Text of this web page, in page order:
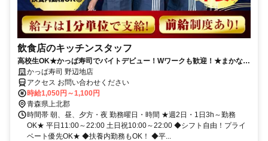
飲食店のキッチンスタッフ
高校生OK★かっぱ寿司でバイトデビュー！Wワークも歓迎！★まかない
有★短時間OK★履歴書不要
かっぱ寿司 野辺地店
アクセス お問い合わせください
時給1,050円～1,100円
青森県上北郡
時間帯 朝、昼、夕方・夜 勤務曜日・時間 ★週2日・1日3h～勤務
OK★ 平日11:00～22:00 土日祝10:00～22:00 ◆シフト自由！プライ
ベート優先OK★ ◆扶養内勤務もOK！ ◆平...